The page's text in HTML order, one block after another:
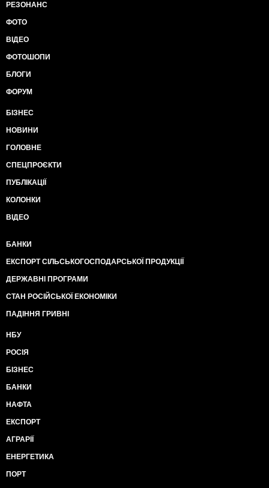
РЕЗОНАНС
ФОТО
ВІДЕО
ФОТОШОПИ
БЛОГИ
ФОРУМ
БІЗНЕС
НОВИНИ
ГОЛОВНЕ
СПЕЦПРОЄКТИ
ПУБЛІКАЦІЇ
КОЛОНКИ
ВІДЕО
БАНКИ
ЕКСПОРТ СІЛЬСЬКОГОСПОДАРСЬКОЇ ПРОДУКЦІЇ
ДЕРЖАВНІ ПРОГРАМИ
СТАН РОСІЙСЬКОЇ ЕКОНОМІКИ
ПАДІННЯ ГРИВНІ
НБУ
РОСІЯ
БІЗНЕС
БАНКИ
НАФТА
ЕКСПОРТ
АГРАРІЇ
ЕНЕРГЕТИКА
ПОРТ